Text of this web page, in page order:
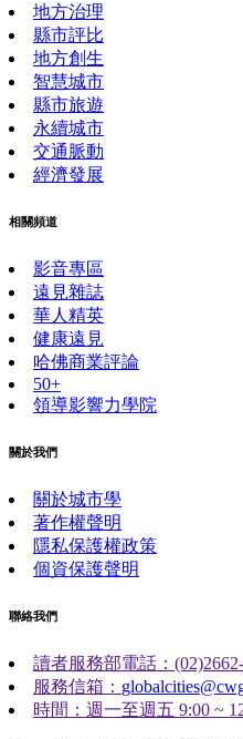
地方治理
縣市評比
地方創生
智慧城市
縣市旅遊
永續城市
交通脈動
經濟發展
相關頻道
影音專區
遠見雜誌
華人精英
健康遠見
哈佛商業評論
50+
領導影響力學院
關於我們
關於城市學
著作權聲明
隱私保護權政策
個資保護聲明
聯絡我們
讀者服務部電話：
服務信箱：
時間：週一至週五 9:00 ~